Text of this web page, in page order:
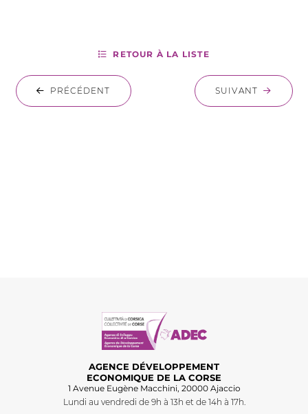
PRÉCÉDENT
RETOUR À LA LISTE
SUIVANT
AGENCE DÉVELOPPEMENT
ECONOMIQUE DE LA CORSE
1 Avenue Eugène Macchini, 20000 Ajaccio
Lundi au vendredi de 9h à 13h et de 14h à 17h.